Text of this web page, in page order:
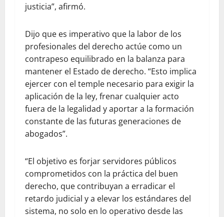
justicia”, afirmó.
Dijo que es imperativo que la labor de los
profesionales del derecho actúe como un
contrapeso equilibrado en la balanza para
mantener el Estado de derecho. “Esto implica
ejercer con el temple necesario para exigir la
aplicación de la ley, frenar cualquier acto
fuera de la legalidad y aportar a la formación
constante de las futuras generaciones de
abogados”.
“El objetivo es forjar servidores públicos
comprometidos con la práctica del buen
derecho, que contribuyan a erradicar el
retardo judicial y a elevar los estándares del
sistema, no solo en lo operativo desde las